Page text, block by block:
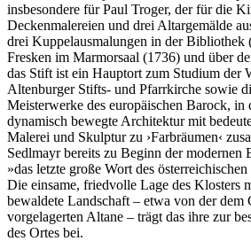
insbesondere für Paul Troger, der für die
Deckenmalereien und drei Altargemälde
drei Kuppelausmalungen in der Bibliothek
Fresken im Marmorsaal (1736) und über
das Stift ist ein Hauptort zum Studium der
Altenburger Stifts- und Pfarrkirche sowie
Meisterwerke des europäischen Barock, in
dynamisch bewegte Architektur mit
Malerei und Skulptur zu ›Farbräumen‹
Sedlmayr bereits zu Beginn der modernen
»das letzte große Wort des
Die einsame, friedvolle Lage des Klosters
bewaldete Landschaft – etwa von der dem
vorgelagerten Altane – trägt das ihre zur
des Ortes bei.